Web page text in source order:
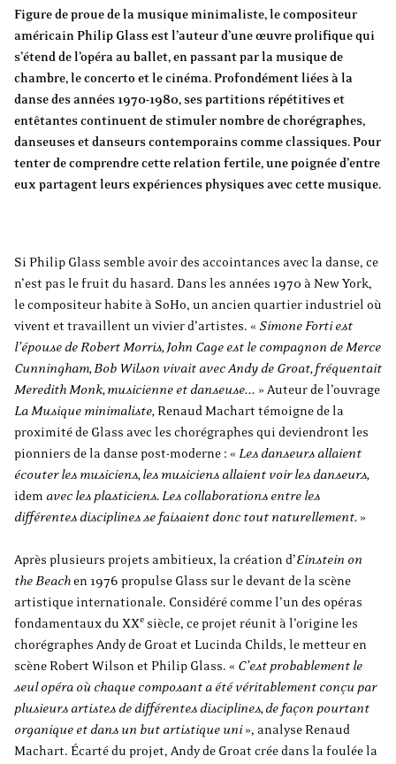
Figure de proue de la musique minimaliste, le compositeur
américain Philip Glass est l’auteur d’une œuvre prolifique qui
s’étend de l’opéra au ballet, en passant par la musique de
chambre, le concerto et le cinéma. Profondément liées à la
danse des années 1970-1980, ses partitions répétitives et
entêtantes continuent de stimuler nombre de chorégraphes,
danseuses et danseurs contemporains comme classiques. Pour
tenter de comprendre cette relation fertile, une poignée d’entre
eux partagent leurs expériences physiques avec cette musique.
Si Philip Glass semble avoir des accointances avec la danse, ce
n’est pas le fruit du hasard. Dans les années 1970 à New York,
le compositeur habite à SoHo, un ancien quartier industriel où
vivent et travaillent un vivier d’artistes. « Simone Forti est
l’épouse de Robert Morris, John Cage est le compagnon de Merce
Cunningham, Bob Wilson vivait avec Andy de Groat, fréquentait
Meredith Monk, musicienne et danseuse... » Auteur de l’ouvrage
La Musique minimaliste,Renaud Machart témoigne de la
proximité de Glass avec les chorégraphes qui deviendront les
pionniers de la danse post-moderne : « Les danseurs allaient
écouter les musiciens, les musiciens allaient voir les danseurs,
idem avec les plasticiens. Les collaborations entre les
différentes disciplines se faisaient donc tout naturellement. »
Après plusieurs projets ambitieux, la création d’Einstein on
the Beachen 1976 propulse Glass sur le devant de la scène
artistique internationale. Considéré comme l’un des opéras
fondamentaux du XXe siècle, ce projet réunit à l’origine les
chorégraphes Andy de Groat et Lucinda Childs, le metteur en
scène Robert Wilson et Philip Glass. « C’est probablement le
seul opéra où chaque composant a été véritablement conçu par
plusieurs artistes de différentes disciplines, de façon pourtant
organique et dans un but artistique uni», analyse Renaud
Machart. Écarté du projet, Andy de Groat crée dans la foulée la